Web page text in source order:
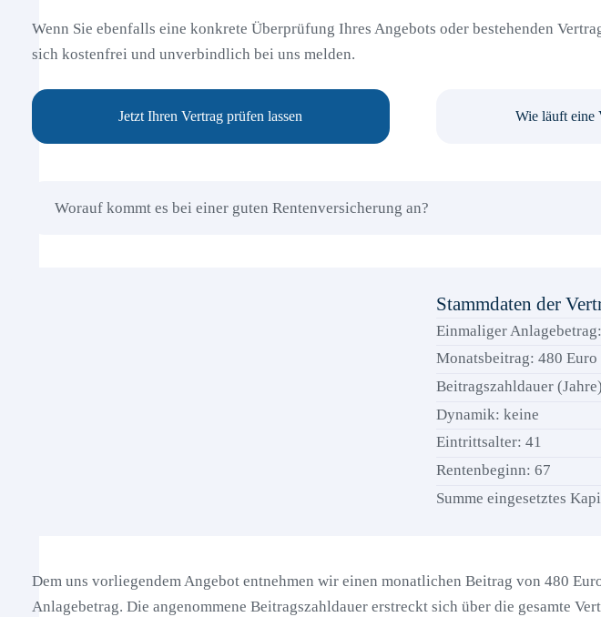
Wenn Sie ebenfalls eine konkrete Überprüfung Ihres Angebots oder bestehenden
sich kostenfrei und unverbindlich bei uns melden.
Jetzt Ihren Vertrag prüfen lassen Wie läuft eine
Worauf kommt es bei einer guten Rentenversicherung an?
Stammdaten der
Einmaliger
Monatsbeitrag:480 Euro
Beitragszahldauer
Dynamik: keine
Eintrittsalter:41
Rentenbeginn: 67
Summe eingesetztes
Dem uns vorliegendem Angebot entnehmen wir einen monatlichen Beitrag von 480
Anlagebetrag. Die angenommene Beitragszahldauer erstreckt sich über die gesamte